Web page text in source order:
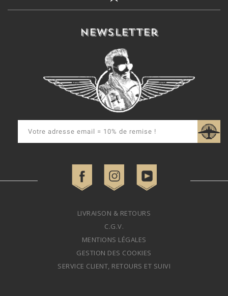
Newsletter
LIVRAISON & RETOURS
C.G.V.
MENTIONS LÉGALES
GESTION DES COOKIES
SERVICE CLIENT, RETOURS ET SUIVI